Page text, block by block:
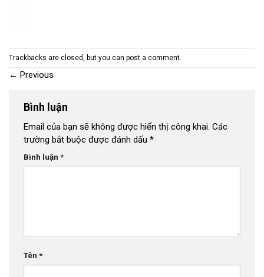
Trackbacks are closed, but you can post a comment.
← Previous
Bình luận
Email của bạn sẽ không được hiển thị công khai. Các
trường bắt buộc được đánh dấu *
Bình luận *
Tên *